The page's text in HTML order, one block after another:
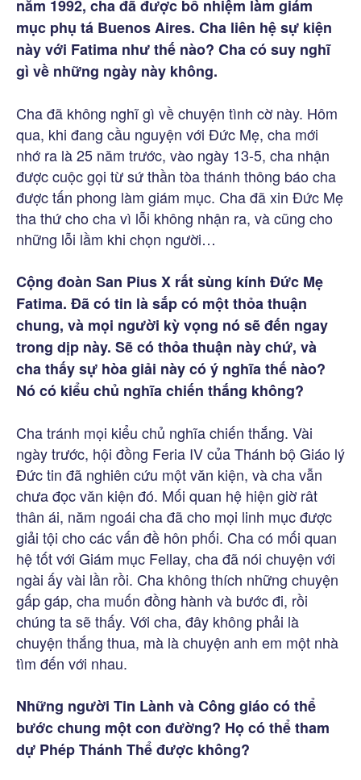
năm 1992, cha đã được bổ nhiệm làm giám
mục phụ tá Buenos Aires. Cha liên hệ sự kiện
này với Fatima như thế nào? Cha có suy nghĩ
gì về những ngày này không.
Cha đã không nghĩ gì về chuyện tình cờ này. Hôm
qua, khi đang cầu nguyện với Đức Mẹ, cha mới
nhớ ra là 25 năm trước, vào ngày 13-5, cha nhận
được cuộc gọi từ sứ thần tòa thánh thông báo cha
được tấn phong làm giám mục. Cha đã xin Đức Mẹ
tha thứ cho cha vì lỗi không nhận ra, và cũng cho
những lỗi lầm khi chọn người…
Cộng đoàn San Pius X rất sùng kính Đức Mẹ
Fatima. Đã có tin là sắp có một thỏa thuận
chung, và mọi người kỳ vọng nó sẽ đến ngay
trong dịp này. Sẽ có thỏa thuận này chứ, và
cha thấy sự hòa giải này có ý nghĩa thế nào?
Nó có kiểu chủ nghĩa chiến thắng không?
Cha tránh mọi kiểu chủ nghĩa chiến thắng. Vài
ngày trước, hội đồng Feria IV của Thánh bộ Giáo lý
Đức tin đã nghiên cứu một văn kiện, và cha vẫn
chưa đọc văn kiện đó. Mối quan hệ hiện giờ rât
thân ái, năm ngoái cha đã cho mọi linh mục được
giải tội cho các vấn đề hôn phối. Cha có mối quan
hệ tốt với Giám mục Fellay, cha đã nói chuyện với
ngài ấy vài lần rồi. Cha không thích những chuyện
gấp gáp, cha muốn đồng hành và bước đi, rồi
chúng ta sẽ thấy. Với cha, đây không phải là
chuyện thắng thua, mà là chuyện anh em một nhà
tìm đến với nhau.
Những người Tin Lành và Công giáo có thể
bước chung một con đường? Họ có thể tham
dự Phép Thánh Thể được không?